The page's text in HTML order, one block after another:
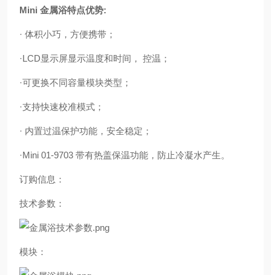
Mini 金属浴特点优势:
· 体积小巧，方便携带；
·L CD显示屏显示温度和时间， 控温；
·可更换不同容量模块类型；
·支持快速校准模式；
· 内置过温保护功能，安全稳定；
·Mini 01-9703 带有热盖保温功能，防止冷凝水产生。
订购信息：
技术参数：
模块：